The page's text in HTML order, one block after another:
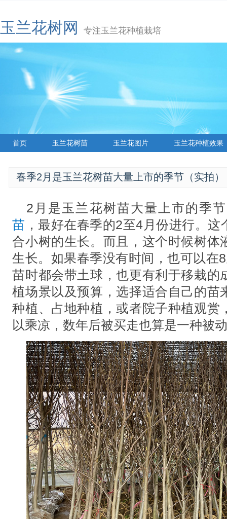
玉兰花树网 专注玉兰花种植栽培
首页 玉兰花树苗 玉兰花图片 玉兰花种植效果
春季2月是玉兰花树苗大量上市的季节（实拍）
2月是玉兰花树苗大量上市的季
苗 ，最好在春季的2至4月份进行。
合小树的生长。而且，这个时候树体
生长。如果春季没有时间，也可以在
苗时都会带土球，也更有利于移栽的
植场景以及预算，选择适合自己的苗
种植、占地种植，或者院子种植观赏
以乘凉，数年后被买走也算是一种被